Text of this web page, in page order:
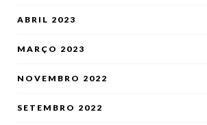
ABRIL 2023
MARÇO 2023
NOVEMBRO 2022
SETEMBRO 2022